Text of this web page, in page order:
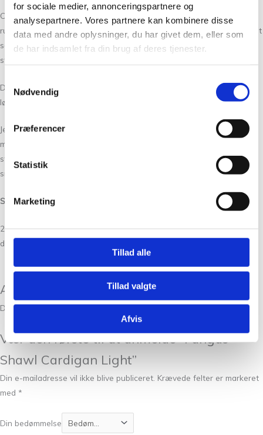
for sociale medier, annonceringspartnere og
analysepartnere. Vores partnere kan kombinere disse
data med andre oplysninger, du har givet dem, eller som
de har indsamlet fra din brug af deres tjenester.
Nødvendig
Præferencer
Statistik
Marketing
Tillad alle
Tillad valgte
Afvis
Cardiganen strikkes i perlestrik med dobbelt højde frem og tilbage på
rundpind 3 mm (80-100 cm) med 1 tråd Alpaca 1 og 1 tråd Trio 1 holdt
sammen. I-Cord-kanterne som afslutning på både krop og ærmer
strikkes ligeledes på pind 3 mm.
Der anvendes strømpepinde 2,5 mm til den del af kantbåndet, der
løber langs nakken – du skal bruge 3 styk.
Jeg anbefaler også, at du har 2 rundpinde 3 mm, så du kan lade de
masker, der skal hvile undervejs, sidde på den ene rundpind, mens du
strikker videre på den anden. Alternativt kan du sagtens bruge en
snor eller en maskewire.
Strikkefasthed:
24 m x 36 p = 10 x 10 cm på p 3 mm frem og tilbage i perlestrik
dobbelt i højden.
Anmeldelser
Der er endnu ikke nogle anmeldelser.
Vær den første til at anmelde “Fungus
Shawl Cardigan Light”
Din e-mailadresse vil ikke blive publiceret. Krævede felter er markeret
med *
Din bedømmelse